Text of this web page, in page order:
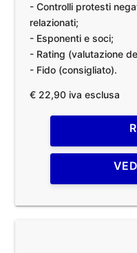
- Controlli protesti
relazionati;
- Esponenti e soci;
- Rating (valutazione
- Fido (consigliato).
€ 22,90 iva esclusa